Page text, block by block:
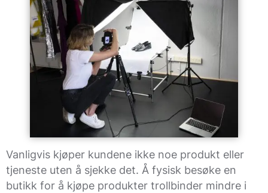
Vanligvis kjøper kundene ikke noe produkt eller
tjeneste uten å sjekke det. Å fysisk besøke en
butikk for å kjøpe produkter trollbinder mindre i